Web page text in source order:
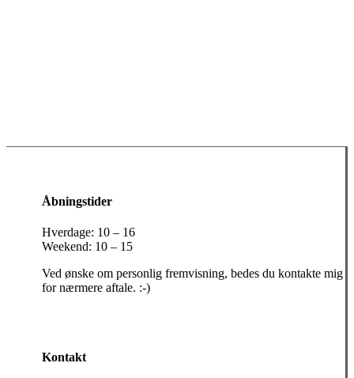
Åbningstider
Hverdage: 10 – 16
Weekend: 10 – 15
Ved ønske om personlig fremvisning, bedes du kontakte mig
for nærmere aftale. :-)
Kontakt